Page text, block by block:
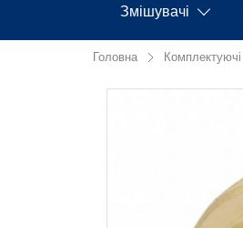
Змішувачі
Головна Комплектуючі